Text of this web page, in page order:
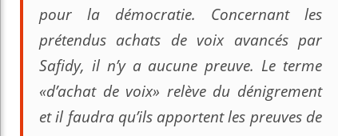
pour la démocratie. Concernant les
prétendus achats de voix avancés par
Safidy, il n’y a aucune preuve. Le terme
«d’achat de voix» relève du dénigrement
et il faudra qu’ils apportent les preuves de